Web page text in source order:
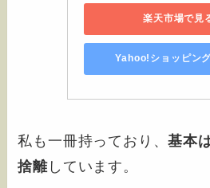
楽天市場で見
Yahoo!ショッピン
私も一冊持っており、基本
捨離 しています。